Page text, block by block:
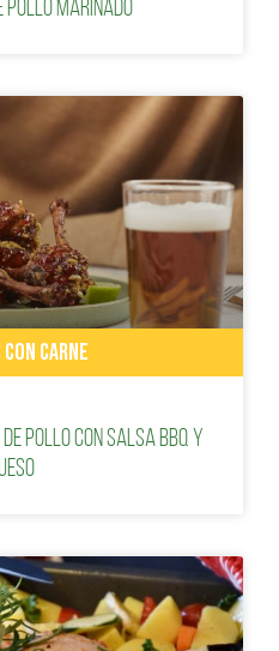
POLLO MARINADO
CARNE
de Pollo con Salsa BBQ y